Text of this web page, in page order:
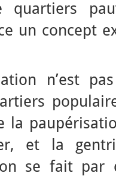
quartiers
un concept
n’est
la
et la
se fait